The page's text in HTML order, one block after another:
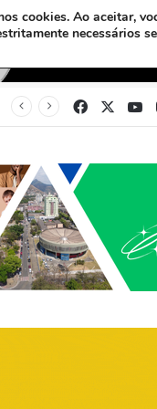
Facebook
cookies. Ao aceitar,
necessários